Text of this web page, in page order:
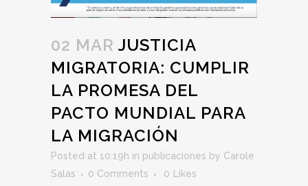
02 MAR JUSTICIA
MIGRATORIA: CUMPLIR
LA PROMESA DEL
PACTO MUNDIAL PARA
LA MIGRACIÓN
Posted at 10:19h in publicaciones by Carole
Salas
0 Comments 0 Likes